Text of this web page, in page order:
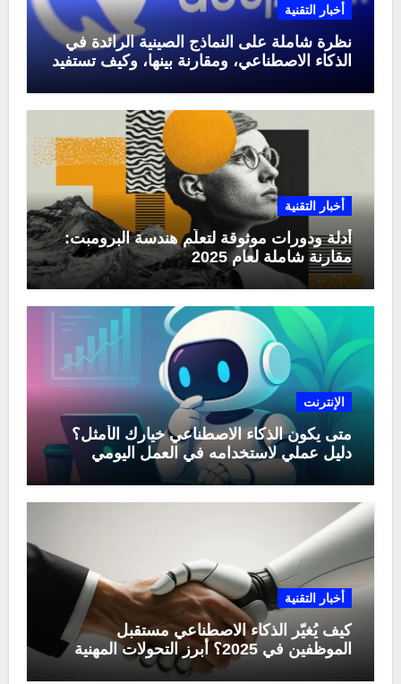
أخبار التقنية
نظرة شاملة على النماذج الصينية الرائدة في
الذكاء الاصطناعي، ومقارنة بينها، وكيف تستفيد
أخبار التقنية
أدلة ودورات موثوقة لتعلّم هندسة البرومبت:
مقارنة شاملة لعام 2025
الإنترنت
متى يكون الذكاء الاصطناعي خيارك الأمثل؟
دليل عملي لاستخدامه في العمل اليومي
أخبار التقنية
كيف يُغيّر الذكاء الاصطناعي مستقبل
الموظفين في 2025؟ أبرز التحولات المهنية